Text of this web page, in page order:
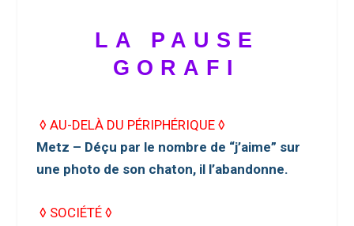
LA PAUSE
GORAFI
◊ AU-DELÀ DU PÉRIPHÉRIQUE ◊
Metz – Déçu par le nombre de “j’aime” sur
une photo de son chaton, il l’abandonne.
◊ SOCIÉTÉ ◊